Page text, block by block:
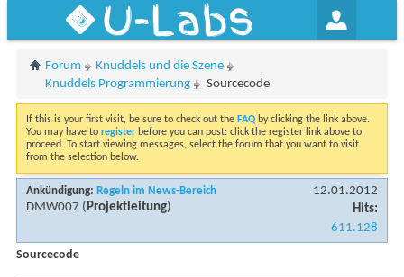
U-Labs
Forum
Knuddels und die Szene
Knuddels Programmierung
Sourcecode
If this is your first visit, be sure to check out the FAQ by clicking the link above.
You may have to register before you can post: click the register link above to
proceed. To start viewing messages, select the forum that you want to visit
from the selection below.
Ankündigung: Regeln im News-Bereich
DMW007 (Projektleitung)
12.01.2012
Hits:
611.128
Sourcecode